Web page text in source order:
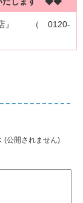
（ 0120-
(公開されません)